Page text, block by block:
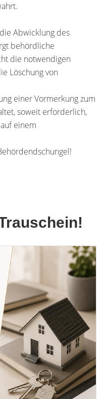
Abwicklung des
behördliche
die notwendigen
Löschung von
einer Vormerkung zum
soweit erforderlich,
einem